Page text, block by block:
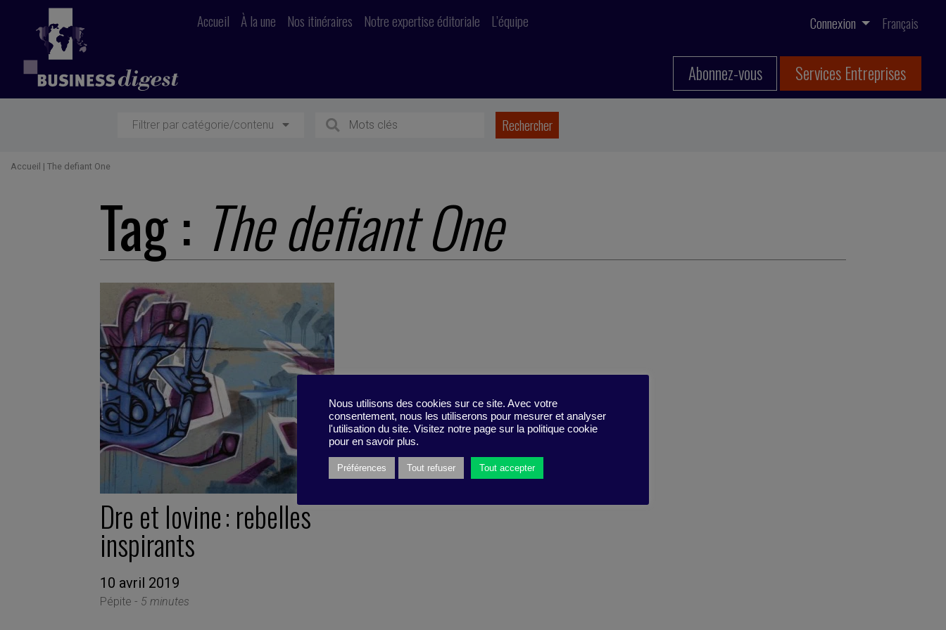
Accueil À la une Nos itinéraires Notre expertise éditoriale L’équipe Connexion Français
Abonnez-vous Services Entreprises
Filtrer par catégorie/contenu
Accueil | The defiant One
Tag : The defiant One
Dre et Iovine : rebelles
inspirants
10 avril 2019
Pépite - 5 minutes
Nous utilisons des cookies sur ce site. Avec votre
consentement, nous les utiliserons pour mesurer et analyser
l'utilisation du site. Visitez notre page sur la politique cookie
pour en savoir plus.
Préférences Tout refuser Tout accepter